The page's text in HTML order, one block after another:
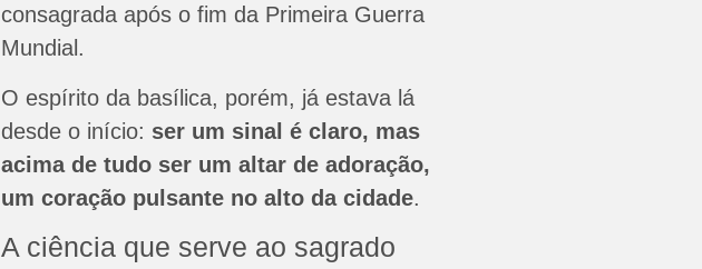
consagrada após o fim da Primeira Guerra
Mundial.
O espírito da basílica, porém, já estava lá
desde o início: ser um sinal é claro, mas
acima de tudo ser um altar de adoração,
um coração pulsante no alto da cidade.
A ciência que serve ao sagrado